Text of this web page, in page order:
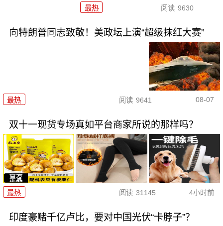
最热 阅读 9630
向特朗普同志致敬！美政坛上演“超级抹红大赛”
最热 阅读 9641 08-07
双十一现货专场真如平台商家所说的那样吗？
最热 阅读 31145 4小时前
印度豪赌千亿卢比，要对中国光伏“卡脖子”？